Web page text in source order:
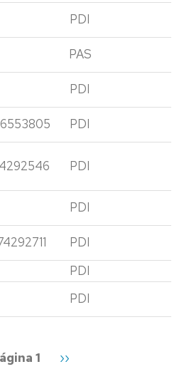
PDI
PAS
PDI
PDI
PDI
PDI
PDI
PDI
PDI
1
Siguiente
››